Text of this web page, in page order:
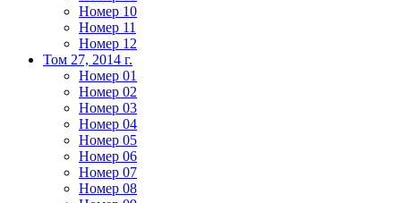
Номер 10
Номер 11
Номер 12
Том 27, 2014 г.
Номер 01
Номер 02
Номер 03
Номер 04
Номер 05
Номер 06
Номер 07
Номер 08